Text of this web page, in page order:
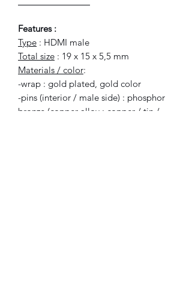
Features :
Type : HDMI male
Total size : 19 x 15 x 5,5 mm
Materials / color:
-wrap : gold plated, gold color
-pins (interior / male side) : phosphor
bronze (copper alloy : copper / tin /